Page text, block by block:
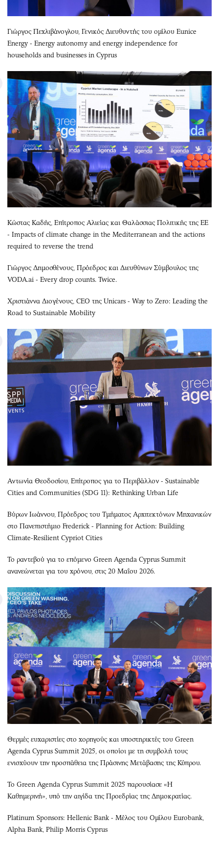
Γιώργος Πεχλιβάνογλου, Γενικός Διευθυντής του ομίλου Eunice
Energy - Energy autonomy and energy independence for
households and businesses in Cyprus
Κώστας Καδής, Επίτροπος Αλιείας και Θαλάσσιας Πολιτικής της ΕΕ
- Impacts of climate change in the Mediterranean and the actions
required to reverse the trend
Γιώργος Δημοσθένους, Πρόεδρος και Διευθύνων Σύμβουλος της
VODA.ai - Every drop counts. Twice.
Χριστιάννα Διογένους, CEO της Unicars - Way to Zero: Leading the
Road to Sustainable Mobility
Αντωνία Θεοδοσίου, Επίτροπος για το Περιβάλλον - Sustainable
Cities and Communities (SDG 11): Rethinking Urban Life
Βύρων Ιωάννου, Πρόεδρος του Τμήματος Αρχιτεκτόνων Μηχανικών
στο Πανεπιστήμιο Frederick - Planning for Action: Building
Climate-Resilient Cypriot Cities
Το ραντεβού για το επόμενο Green Agenda Cyprus Summit
ανανεώνεται για του χρόνου, στις 20 Μαΐου 2026.
Θερμές ευχαριστίες στο χορηγούς και υποστηρικτές του Green
Agenda Cyprus Summit 2025, οι οποίοι με τη συμβολή τους
ενισχύουν την προσπάθεια της Πράσινης Μετάβασης της Κύπρου.
Το Green Agenda Cyprus Summit 2025 παρουσίασε «Η
Καθημερινή», υπό την αιγίδα της Προεδρίας της Δημοκρατίας.
Platinum Sponsors: Hellenic Bank - Μέλος του Ομίλου Eurobank,
Alpha Bank, Philip Morris Cyprus